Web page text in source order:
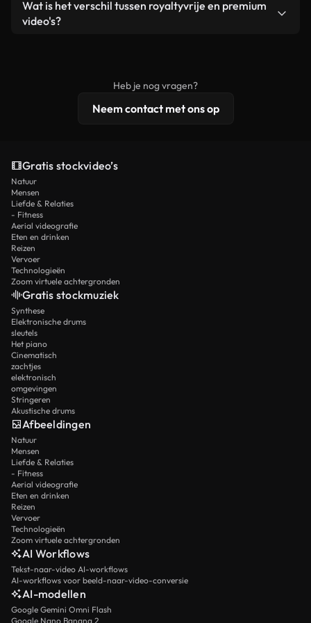
een losstaand product.
remixen. Zorg er wel voor dat het eindproduct
Wat is het verschil tussen royaltyvrije en premium
video's?
licentiebescherming omvat.
Heb je nog vragen?
Neem contact met ons op
Gratis stockvideo’s
Natuur
Mensen
Liefde & Relaties
- Fitness
Aerial videografie
Eten en drinken
Reizen
Vervoer
Technologieën
Zoom virtuele achtergronden
Gratis stockmuziek
Synthese
Elektronische drums
sleutels
Het piano
Cinematisch
zachtjes
elektronisch
omgevingen
Stringeren
Akustische drums
Afbeeldingen
Natuur
Mensen
Liefde & Relaties
- Fitness
Aerial videografie
Eten en drinken
Reizen
Vervoer
Technologieën
Zoom virtuele achtergronden
AI Workflows
Tekst-naar-video AI-workflows
AI-workflows voor beeld-naar-video-conversie
AI-modellen
Google Gemini Omni Flash
Google Nano Banana 2